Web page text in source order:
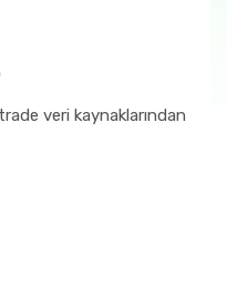
12.92 Milyar $
veri kaynaklarından